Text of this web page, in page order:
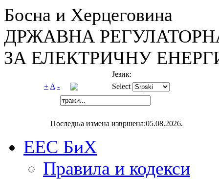
Босна и Херцеговина
ДРЖАВНА
ЗА ЕЛЕКТРИЧНУ
Језик:
+ A - Select
Последња измена извршена:05.08.2026.
ЕЕС БиХ
Правила и кодекси